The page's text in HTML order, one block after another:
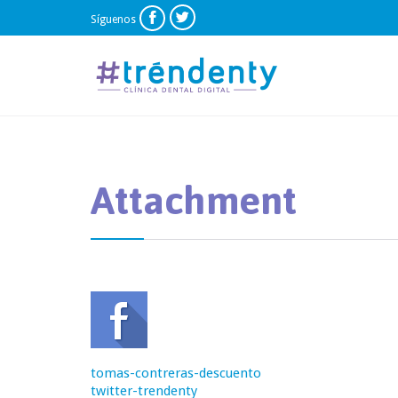
Síguenos  
Attachment
tomas-contreras-descuento
twitter-trendenty